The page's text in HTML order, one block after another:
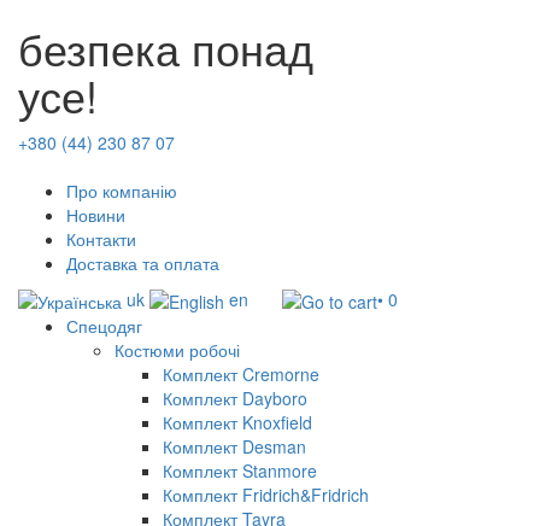
безпека понад
усе!
+380 (44) 230 87 07
Про компанію
Новини
Контакти
Доставка та оплата
uk
en
• 0
Спецодяг
Костюми робочі
Комплект Cremorne
Комплект Dayboro
Комплект Knoxfield
Комплект Desman
Комплект Stanmore
Комплект Fridrich&Fridrich
Комплект Tayra